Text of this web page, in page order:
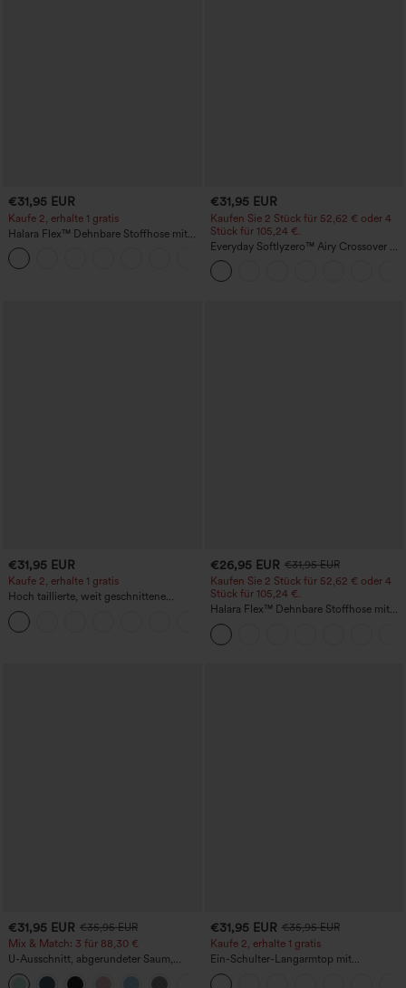
€31,95 EUR
Kaufe 2, erhalte 1 gratis
Halara Flex™ Dehnbare Stoffhose mit
hohem Bund und Seitentasche hinten
€31,95 EUR
Kaufen Sie 2 Stück für 52,62 € oder 4
Stück für 105,24 €.
Everyday Softlyzero™ Airy Crossover 2-
in-1-Mini-Tennisrock mit Seitentaschen-
Lucid-UPF50+
€31,95 EUR
Kaufe 2, erhalte 1 gratis
Hoch taillierte, weit geschnittene
Freizeithose aus Leinenmischung mit
Kordelzug und Taschen
€26,95 EUR €31,95 EUR
Kaufen Sie 2 Stück für 52,62 € oder 4
Stück für 105,24 €.
Halara Flex™ Dehnbare Stoffhose mit
hohem Bund, Waffelmuster,
Seitentaschen und weitem Bein
€31,95 EUR €35,95 EUR
Mix & Match: 3 für 88,30 €
U-Ausschnitt, abgerundeter Saum,
InstantCool Yoga-Trägertop – UPF50+
€31,95 EUR €35,95 EUR
Kaufe 2, erhalte 1 gratis
Ein-Schulter-Langarmtop mit
Daumenloch, geschwungener Saum
(High-Low), schnell trocknend – Yoga-